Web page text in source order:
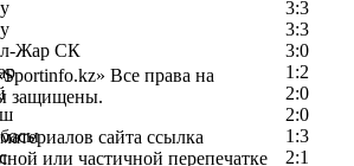
3:3
3:3
Жар СК
3:0
1:2
2:0
2:0
1:3
2:1
Все права на
защищены.
сайта ссылка
или частичной перепечатке